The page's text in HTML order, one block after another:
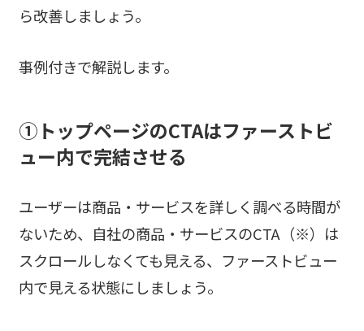
ら改善しましょう。
事例付きで解説します。
①トップページのCTAはファーストビ
ュー内で完結させる
ユーザーは商品・サービスを詳しく調べる時間が
ないため、自社の商品・サービスのCTA（※）は
スクロールしなくても見える、ファーストビュー
内で見える状態にしましょう。